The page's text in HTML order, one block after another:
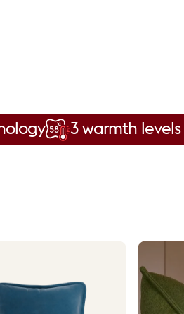
3 warmth levels up to 58